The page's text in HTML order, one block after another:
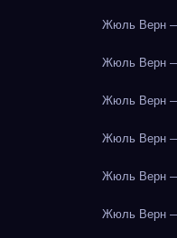
Жюль Верн —
Жюль Верн —
Жюль Верн —
Жюль Верн —
Жюль Верн —
Жюль Верн —